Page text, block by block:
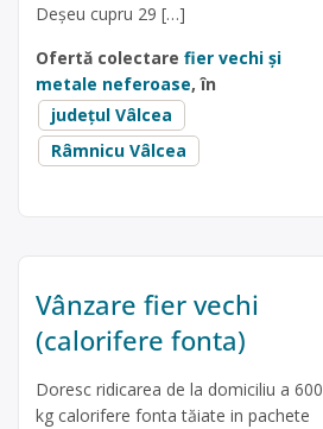
Deșeu cupru 29 […]
Ofertă colectare fier vechi și
metale neferoase, în
județul Vâlcea
Râmnicu Vâlcea
Vânzare fier vechi
(calorifere fonta)
Doresc ridicarea de la domiciliu a 600
kg calorifere fonta tăiate in pachete